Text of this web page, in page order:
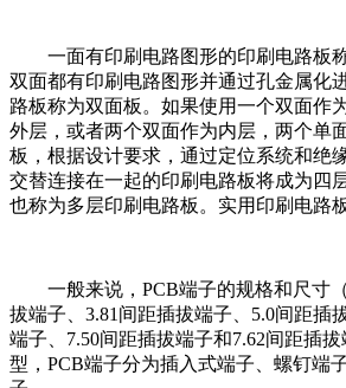
一面有印刷电路图形的印刷电路板称
双面都有印刷电路图形并通过孔金属化
路板称为双面板。如果使用一个双面作
外层，或者两个双面作为内层，两个单
板，根据设计要求，通过定位系统和绝
交替连接在一起的印刷电路板将成为四
也称为多层印刷电路板。实用印刷电路
一般来说，PCB端子的规格和尺寸（
拔端子、3.81间距插拔端子、5.0间距插
端子、7.50间距插拔端子和7.62间距插
型，PCB端子分为插入式端子、螺钉端